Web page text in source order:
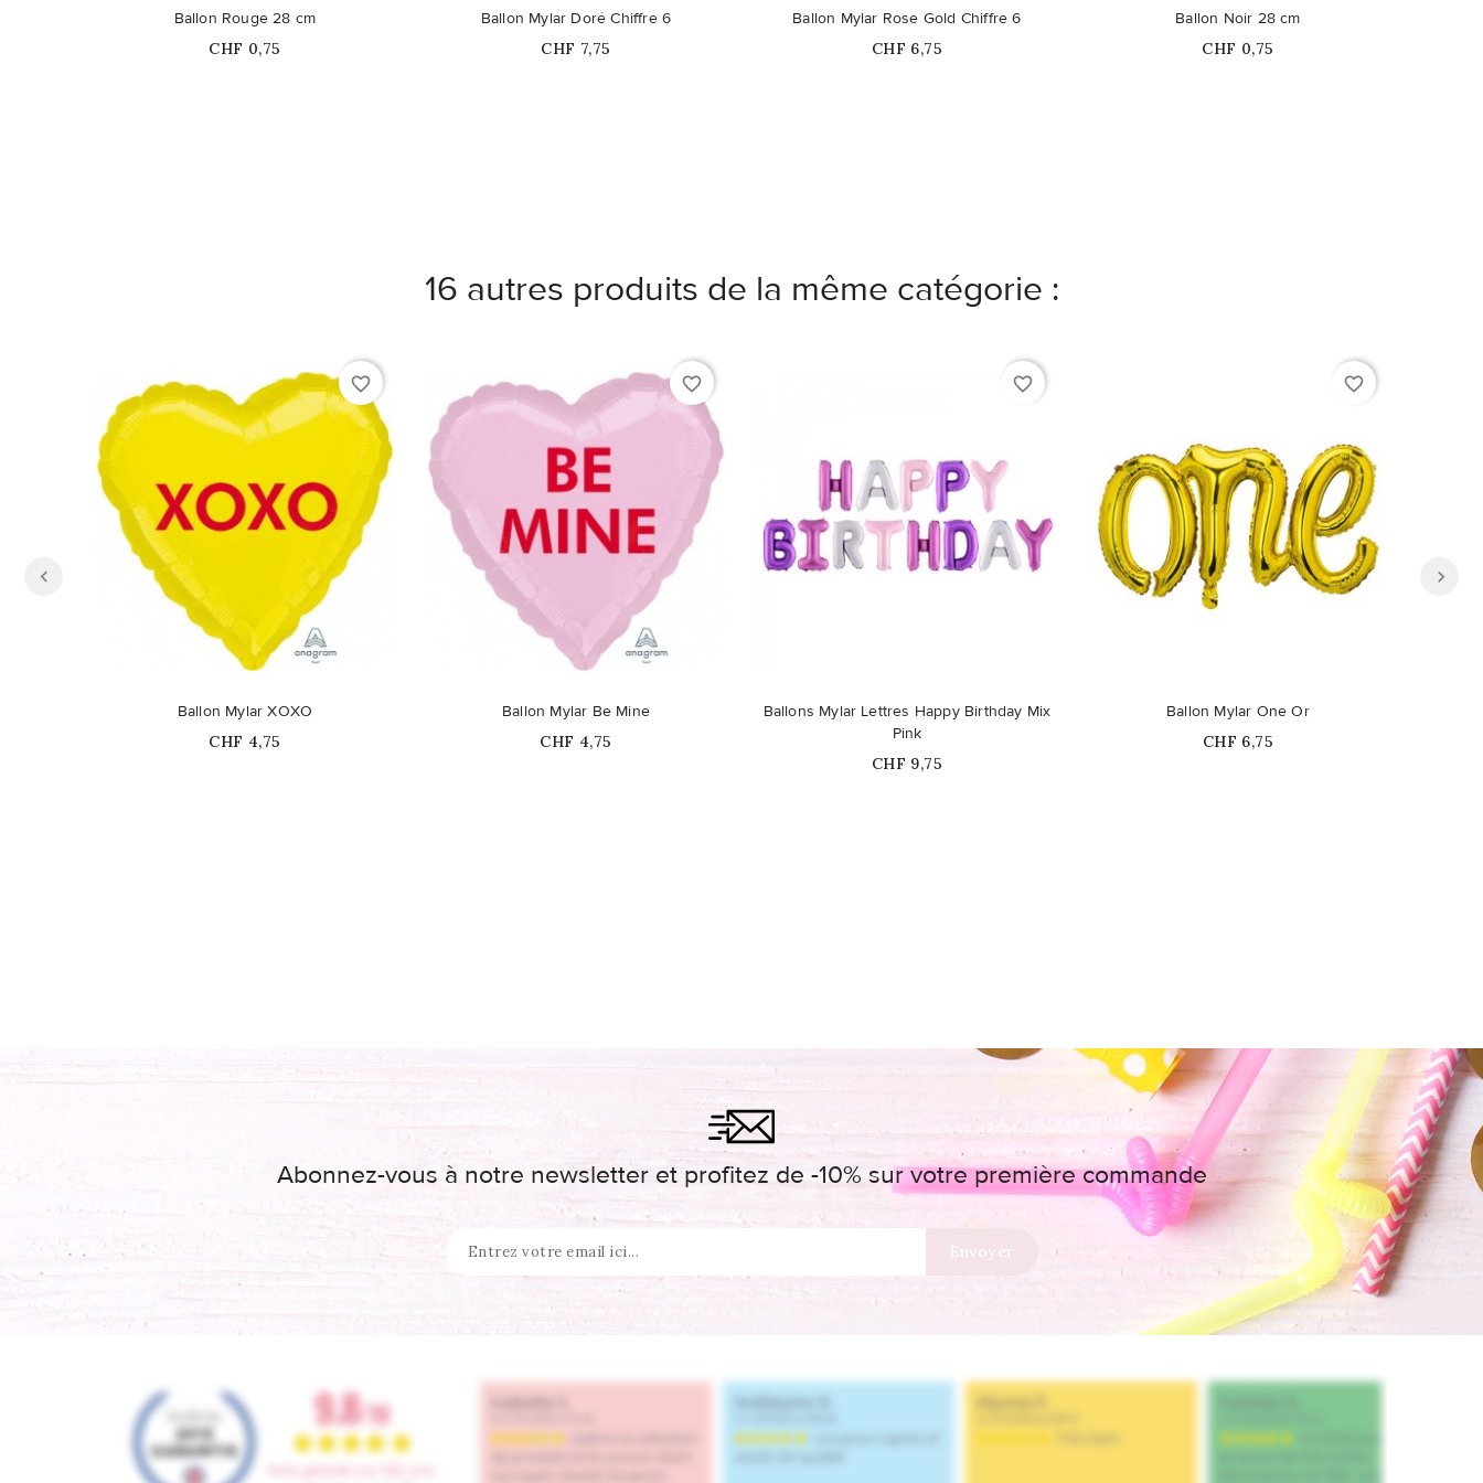
Ballon Rouge 28 cm
Prix
CHF 0,75
Ce produit n'est plus disponible en
stock
Ballon Mylar Doré Chiffre 6
Prix
CHF 7,75
Ballon Mylar Rose Gold Chiffre 6
Prix
CHF 6,75
Ballon Noir 28 cm
Prix
CHF 0,75
16 autres produits de la même catégorie :
favorite_border
Ballon Mylar XOXO
Prix
CHF 4,75
favorite_border
Ballon Mylar Be Mine
Prix
CHF 4,75
favorite_border
Ballons Mylar Lettres Happy Birthday Mix
Pink
Prix
CHF 9,75
favorite_border
Ballon Mylar One Or
Prix
CHF 6,75
Abonnez-vous à notre newsletter et profitez de -10% sur votre première commande